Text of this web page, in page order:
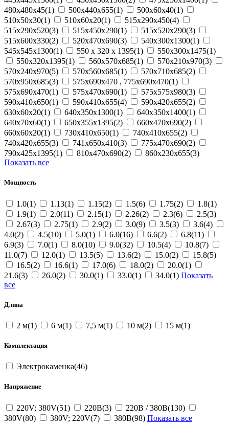
480х480х45(1)
500x440x655(1)
500x60x40(1)
510x50x30(1)
510x60x20(1)
515x290x450(4)
515x290x520(3)
515x450x290(1)
515x520x290(3)
515x600x330(2)
520x470x690(3)
540x300x1300(1)
545x545x1300(1)
550 x 320 x 1395(1)
550x300x1475(1)
550x320x1395(1)
560х570х685(1)
570x210x970(3)
570x240x970(5)
570x560x685(1)
570x710x685(2)
570x950x685(3)
575x690x470 , 775x690x470(1)
575x690x470(1)
575х470х690(1)
575х575х980(3)
590x410x650(1)
590x410x655(4)
590x420x655(2)
630x60x20(1)
640x350x1300(1)
640x350x1400(1)
640x70x60(1)
650x355x1395(2)
660x470x690(2)
660x60x20(1)
730x410x650(1)
740x410x655(2)
740х420х655(3)
741x650x410(3)
775x470x690(2)
790x425x1395(1)
810x470x690(2)
860x230x655(3)
Показать все
Мощность
1.0(1) 1.13(1) 1.15(2) 1.5(6) 1.75(2)
1.8(1)
1.9(1)
2.0(11) 2.15(1) 2.26(2) 2.3(6)
2.5(3)
2.67(3)
2.75(1) 2.9(2) 3.0(9) 3.5(3)
3.6(4)
4.0(2)
4.5(10) 5.0(1) 6.0(16) 6.6(2)
6.8(11)
6.9(3)
7.0(1) 8.0(10) 9.0(32) 10.5(4)
10.8(7)
11.0(7)
12.0(1) 13.5(5) 13.6(2) 15.0(2)
15.8(5)
16.5(2)
16.6(1) 17.0(6) 18.0(2)
20.0(1)
21.6(3)
26.0(2) 30.0(1) 33.0(1) 34.0(1) Показать
все
Длина
2 м(1) 6 м(1) 7,5 м(1) 10 м(2) 15 м(1)
Комплектация
Электрокаменка(46)
Напряжение
220V; 380V(51) 220В(3)
220В / 380В(130)
380V(80)
380V; 220V(7) 380В(98) Показать все